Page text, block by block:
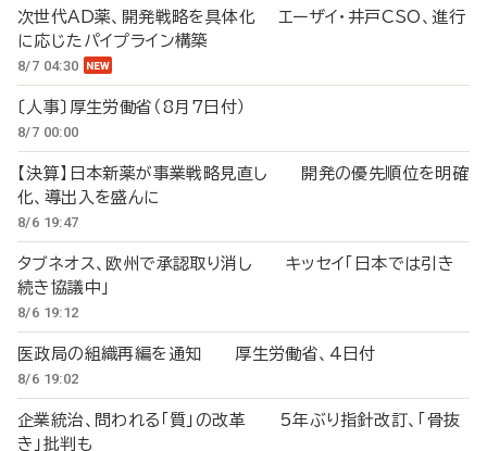
次世代AD薬、開発戦略を具体化 エーザイ・井戸CSO、進行
に応じたパイプライン構築
8/7 04:30
〔人事〕厚生労働省（8月7日付）
8/7 00:00
【決算】日本新薬が事業戦略見直し 開発の優先順位を明確
化、導出入を盛んに
8/6 19:47
タブネオス、欧州で承認取り消し キッセイ「日本では引き
続き協議中」
8/6 19:12
医政局の組織再編を通知 厚生労働省、4日付
8/6 19:02
企業統治、問われる「質」の改革 5年ぶり指針改訂、「骨抜
き」批判も